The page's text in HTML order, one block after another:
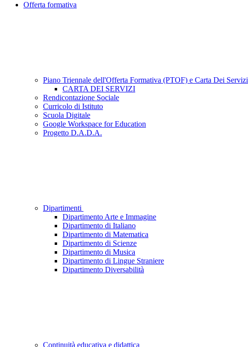
Offerta formativa
Piano Triennale dell'Offerta Formativa (PTOF) e Carta Dei Servizi
CARTA DEI SERVIZI
Rendicontazione Sociale
Curricolo di Istituto
Scuola Digitale
Google Workspace for Education
Progetto D.A.D.A.
Dipartimenti
Dipartimento Arte e Immagine
Dipartimento di Italiano
Dipartimento di Matematica
Dipartimento di Scienze
Dipartimento di Musica
Dipartimento di Lingue Straniere
Dipartimento Diversabilità
Continuità educativa e didattica